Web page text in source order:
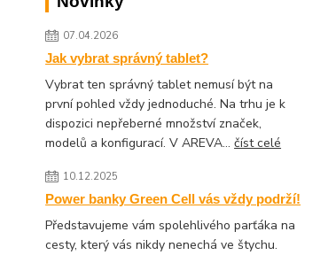
07.04.2026
Jak vybrat správný tablet?
Vybrat ten správný tablet nemusí být na
první pohled vždy jednoduché. Na trhu je k
dispozici nepřeberné množství značek,
modelů a konfigurací. V AREVA...číst celé
10.12.2025
Power banky Green Cell vás vždy podrží!
Představujeme vám spolehlivého parťáka na
cesty, který vás nikdy nenechá ve štychu.